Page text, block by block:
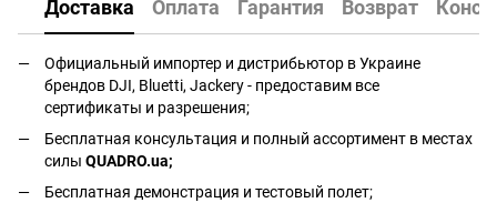
Доставка Оплата Гарантия Возврат
Официальный импортер и дистрибьютор в Украине
брендов DJI, Bluetti, Jackery - предоставим все
сертификаты и разрешения;
Бесплатная консультация и полный ассортимент в местах
силы QUADRO.ua;
Бесплатная демонстрация и тестовый полет;